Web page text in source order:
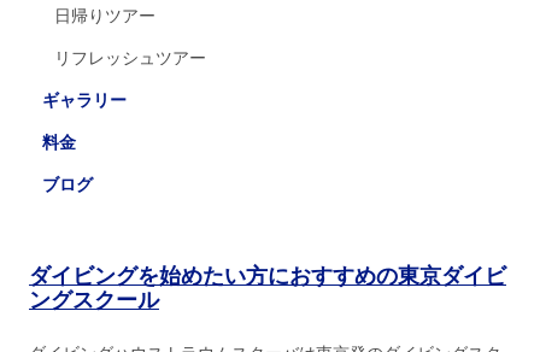
日帰りツアー
リフレッシュツアー
ギャラリー
料金
ブログ
ダイビングを始めたい方におすすめの東京ダイビ
ングスクール